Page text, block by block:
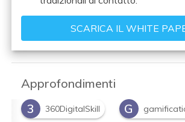
Approfondimenti
3
360DigitalSkill G